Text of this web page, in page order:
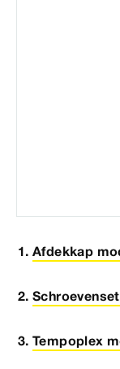
Afdekkap
Tempoplex